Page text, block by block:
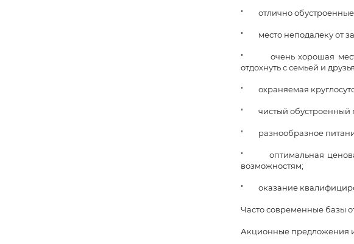
" отлично обустроенные
" место неподалеку от
" очень хорошая
отдохнуть с семьей и
" охраняемая
" чистый обустроенный
" разнообразное
" оптимальная ценовая
возможностям;
" оказание
Часто современные базы
Акционные предложения и